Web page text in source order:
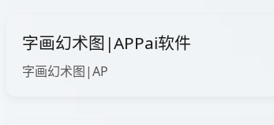
字画幻术图|APPai软件
字画幻术图|AP